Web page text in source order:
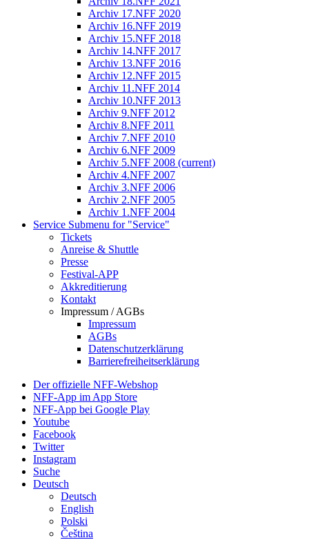
Archiv 17.NFF 2020
Archiv 16.NFF 2019
Archiv 15.NFF 2018
Archiv 14.NFF 2017
Archiv 13.NFF 2016
Archiv 12.NFF 2015
Archiv 11.NFF 2014
Archiv 10.NFF 2013
Archiv 9.NFF 2012
Archiv 8.NFF 2011
Archiv 7.NFF 2010
Archiv 6.NFF 2009
Archiv 5.NFF 2008 (current)
Archiv 4.NFF 2007
Archiv 3.NFF 2006
Archiv 2.NFF 2005
Archiv 1.NFF 2004
Service Submenu for "Service"
Tickets
Anreise & Shuttle
Presse
Festival-APP
Akkreditierung
Kontakt
Impressum / AGBs
Impressum
AGBs
Datenschutzerklärung
Barrierefreiheitserklärung
Der offizielle NFF-Webshop
NFF-App im App Store
NFF-App bei Google Play
Youtube
Facebook
Twitter
Instagram
Suche
Deutsch
Deutsch
English
Polski
Čeština